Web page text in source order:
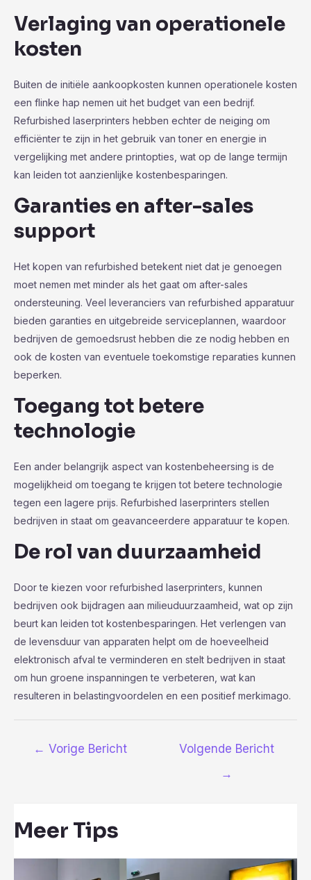
Verlaging van operationele
kosten
Buiten de initiële aankoopkosten kunnen operationele kosten
een flinke hap nemen uit het budget van een bedrijf.
Refurbished laserprinters hebben echter de neiging om
efficiënter te zijn in het gebruik van toner en energie in
vergelijking met andere printopties, wat op de lange termijn
kan leiden tot aanzienlijke kostenbesparingen.
Garanties en after-sales
support
Het kopen van refurbished betekent niet dat je genoegen
moet nemen met minder als het gaat om after-sales
ondersteuning. Veel leveranciers van refurbished apparatuur
bieden garanties en uitgebreide serviceplannen, waardoor
bedrijven de gemoedsrust hebben die ze nodig hebben en
ook de kosten van eventuele toekomstige reparaties kunnen
beperken.
Toegang tot betere
technologie
Een ander belangrijk aspect van kostenbeheersing is de
mogelijkheid om toegang te krijgen tot betere technologie
tegen een lagere prijs. Refurbished laserprinters stellen
bedrijven in staat om geavanceerdere apparatuur te kopen.
De rol van duurzaamheid
Door te kiezen voor refurbished laserprinters, kunnen
bedrijven ook bijdragen aan milieuduurzaamheid, wat op zijn
beurt kan leiden tot kostenbesparingen. Het verlengen van
de levensduur van apparaten helpt om de hoeveelheid
elektronisch afval te verminderen en stelt bedrijven in staat
om hun groene inspanningen te verbeteren, wat kan
resulteren in belastingvoordelen en een positief merkimago.
← Vorige Bericht
Volgende Bericht
→
Meer Tips